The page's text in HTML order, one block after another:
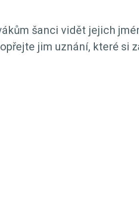
šanci vidět jejich
jim uznání, které si